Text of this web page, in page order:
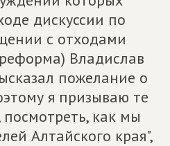
дискуссии по
с отходами
Владислав
пожелание о
я призываю те
как мы
Алтайского края",